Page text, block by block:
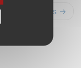
Suivants →